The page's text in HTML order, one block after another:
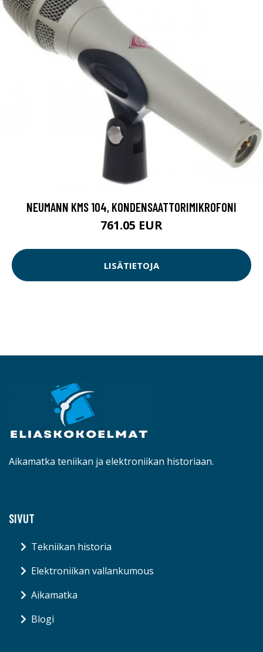
NEUMANN KMS 104, KONDENSAATTORIMIKROFONI
761.05 EUR
LISÄTIETOJA
Aikamatka teniikan ja elektroniikan historiaan.
SIVUT
Tekniikan historia
Elektroniikan vallankumous
Aikamatka
Blogi